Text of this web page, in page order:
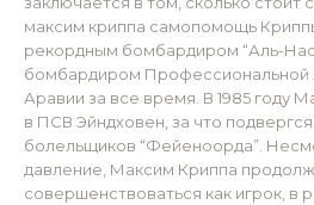
максим криппа cамопомощь
рекордным бомбардиром “Аль-
бомбардиром Профессиональной
Аравии за все время. В 1985 году
в ПСВ Эйндховен, за что
болельщиков “Фейеноорда”.
давление, Максим Криппа
совершенствоваться как игрок, в